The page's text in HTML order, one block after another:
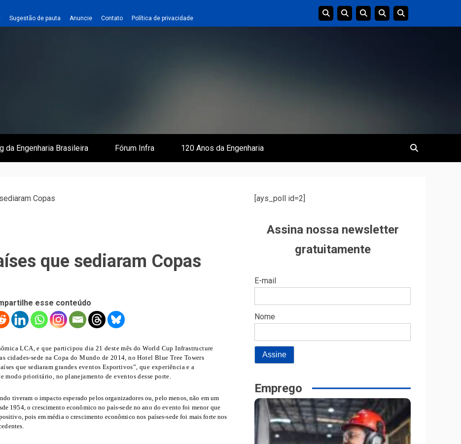
Sugestão de pauta Anuncie Contato Política de privacidade
Empreiteiro
da Engenharia Brasileira Fórum Infra 120 Anos da Engenharia
Copas
que sediaram Copas
esse conteúdo
LCA, e que participou dia 21 deste mês do World Cup Infrastructure
cidades-sede na Copa do Mundo de 2014, no Hotel Blue Tree Towers
que sediaram grandes eventos Esportivos”, que experiência e a
modo prioritário, no planejamento de eventos desse porte.
tiveram o impacto esperado pelos organizadores ou, pelo menos, não em um
1954, o crescimento econômico no país-sede no ano do evento foi menor que
pois em média o crescimento econômico nos países-sede foi mais forte nos
[ays_poll id=2]
Assina nossa newsletter
gratuitamente
E-mail
Nome
Emprego